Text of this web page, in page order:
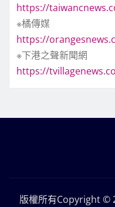
https://
※橘傳媒
https://
※下港之聲新聞網
https://
版權所有Copyright ©